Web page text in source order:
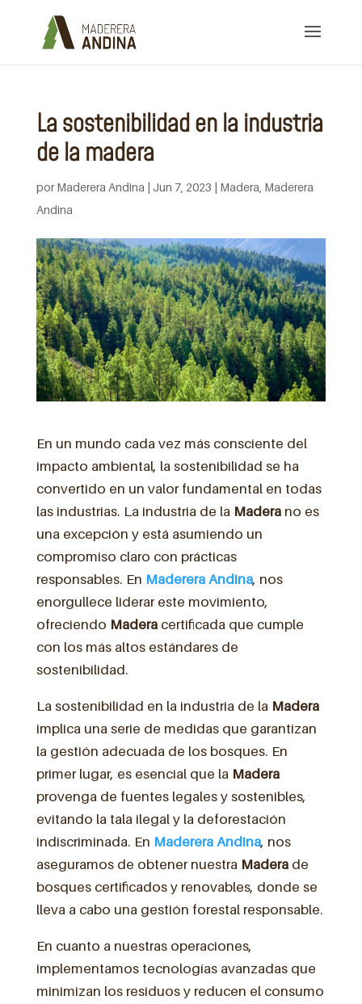
La sostenibilidad en la industria
de la madera
porMaderera Andina | Jun 7, 2023 | Madera Maderera
Andina
En un mundo cada vez más consciente del
impacto ambiental, la sostenibilidad se ha
convertido en un valor fundamental en todas
las industrias. La industria de la Maderano es
una excepción y está asumiendo un
compromiso claro con prácticas
responsables. En Maderera Andina, nos
enorgullece liderar este movimiento,
ofreciendo Maderacertificada que cumple
con los más altos estándares de
sostenibilidad.
La sostenibilidad en la industria de la Madera
implica una serie de medidas que garantizan
la gestión adecuada de los bosques. En
primer lugar, es esencial que la Madera
provenga de fuentes legales y sostenibles,
evitando la tala ilegal y la deforestación
indiscriminada. En Maderera Andina, nos
aseguramos de obtener nuestra Maderade
bosques certificados y renovables, donde se
lleva a cabo una gestión forestal responsable.
En cuanto a nuestras operaciones,
implementamos tecnologías avanzadas que
minimizan los residuos y reducen el consumo